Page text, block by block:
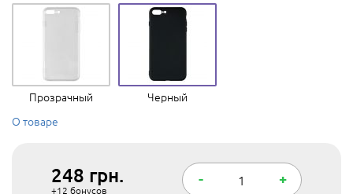
Прозрачный
Черный
О товаре
248 грн.
+12 бонусов
- +